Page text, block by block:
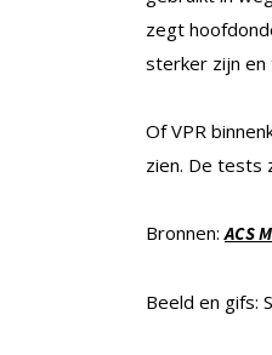
zegt
sterker zijn
Of VPR
zien. De tests
Bronnen:ACS
Beeld en gifs: